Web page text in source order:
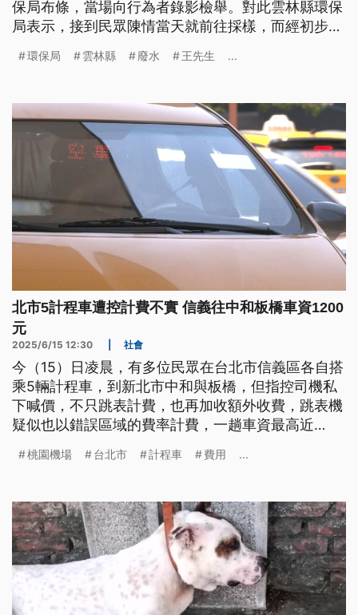
保局布條，當場向行為者錄影檢舉。對此雲林縣環保
局表示，接到民眾陳情當天就前往採樣，而經初步了
出爐依任意倒廢水等規定依法究辦。
環保局 雲林縣 廢水 王先生 ...
北市5計程車遭控計費不實 信義往中和板橋車資1200
元
2025/6/15 12:30 社會
今（15）日凌晨，有多位民眾在台北市信義區各自搭
乘5輛計程車，到新北市中和與板橋，但指控司機私
下喊價，不只跳表計費，也再加收額外收費，跳表機
疑似也以錯誤區域的費率計費，一趟車資最高近
用，到未依正確區域費率計算，都是違規行為，可開
車是否有錯誤計費的依據之一。
桃園機場 台北市 計程車 費用 ...